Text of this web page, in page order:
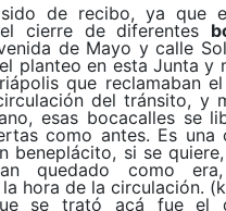
de recibo, ya que
cierre de diferentes
de Mayo y calle
planteo en esta Junta y
que reclamaban
del tránsito, y
esas bocacalles se
como antes. Es una
beneplácito, si se
quedado como
hora de la circulación.
se trató acá fue el